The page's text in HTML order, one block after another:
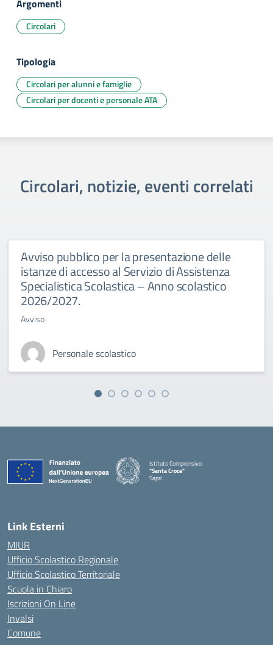
Argomenti
Circolari
Tipologia
Circolari per alunni e famiglie
Circolari per docenti e personale ATA
Circolari, notizie, eventi correlati
Avviso pubblico per la presentazione delle
istanze di accesso al Servizio di Assistenza
Specialistica Scolastica – Anno scolastico
2026/2027.
Avviso
Personale scolastico
Istituto Comprensivo
"Santa Croce"
Sapri
— Visita la pagina iniziale della scuola
Link Esterni
MIUR
Ufficio Scolastico Regionale
Ufficio Scolastico Territoriale
Scuola in Chiaro
Iscrizioni On Line
Invalsi
Comune